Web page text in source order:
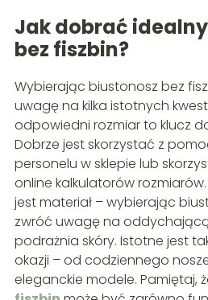
Jak dobrać
bez fiszbin?
Wybierając biustonosz bez
uwagę na kilka istotnych
odpowiedni rozmiar to klucz
Dobrze jest skorzystać z
personelu w sklepie lub
online kalkulatorów
jest materiał – wybierając
zwróć uwagę na
podrażnia skóry. Istotne jest
okazji – od codziennego
eleganckie modele. Pamiętaj,